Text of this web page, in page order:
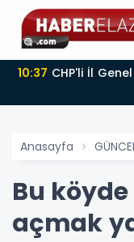
10:37 CHP'li İl
Anasayfa
Bu
açmak